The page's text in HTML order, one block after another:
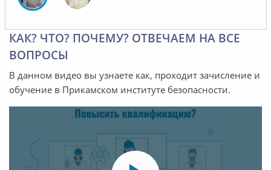
КАК? ЧТО? ПОЧЕМУ? ОТВЕЧАЕМ НА ВСЕ
ВОПРОСЫ
В данном видео вы узнаете как, проходит зачисление и
обучение в Прикамском институте безопасности.